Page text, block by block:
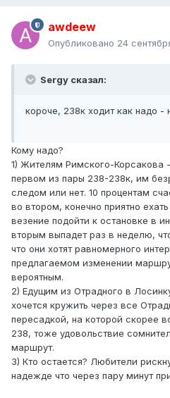
awdeew
Опубликовано 24
Sergy сказал:
короче, 238к ходит как надо -
Кому надо?
1) Жителям Римского-Корсакова
первом из пары 238-238к, им
следом или нет. 10 процентам
во втором, конечно приятно
везение подойти к остановке в
вторым выпадет раз в неделю,
что они хотят равномерного
предлагаемом изменении
вероятным.
2) Едущим из Отрадного в
хочется кружить через все
пересадкой, на которой скорее
238, тоже удовольствие
маршрут.
3) Кто остается? Любители
надежде что через пару минут